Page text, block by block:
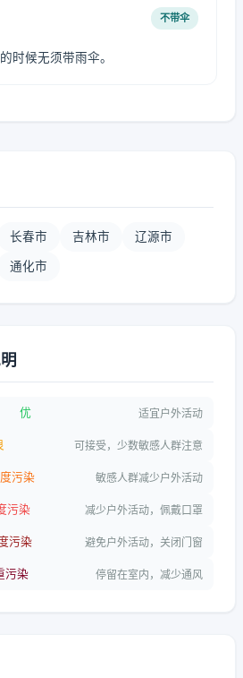
不带伞
时候无须带雨伞。
长春市 吉林市 辽源市
通化市
优 适宜户外活动
可接受，少数敏感人群注意
污染 敏感人群减少户外活动
污染 减少户外活动，佩戴口罩
污染 避免户外活动，关闭门窗
污染 停留在室内，减少通风